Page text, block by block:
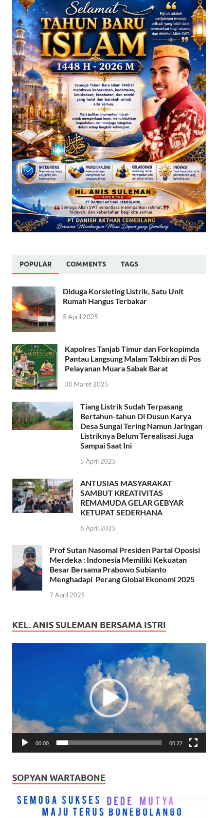
POPULAR COMMENTS TAGS
Diduga Korsleting Listrik, Satu Unit
Rumah Hangus Terbakar
5 April 2025
Kapolres Tanjab Timur dan Forkopimda
Pantau Langsung Malam Takbiran di Pos
Pelayanan Muara Sabak Barat
30 Maret 2025
Tiang Listrik Sudah Terpasang
Bertahun-tahun Di Dusun Karya
Desa Sungai Tering Namun Jaringan
Listriknya Belum Terealisasi Juga
Sampai Saat Ini
5 April 2025
ANTUSIAS MASYARAKAT
SAMBUT KREATIVITAS
REMAMUDA GELAR GEBYAR
KETUPAT SEDERHANA
6 April 2025
Prof Sutan Nasomal Presiden Partai Oposisi
Merdeka : Indonesia Memiliki Kekuatan
Besar Bersama Prabowo Subianto
Menghadapi Perang Global Ekonomi 2025
7 April 2025
KEL. ANIS SULEMAN BERSAMA ISTRI
00:00 00:22
SOPYAN WARTABONE